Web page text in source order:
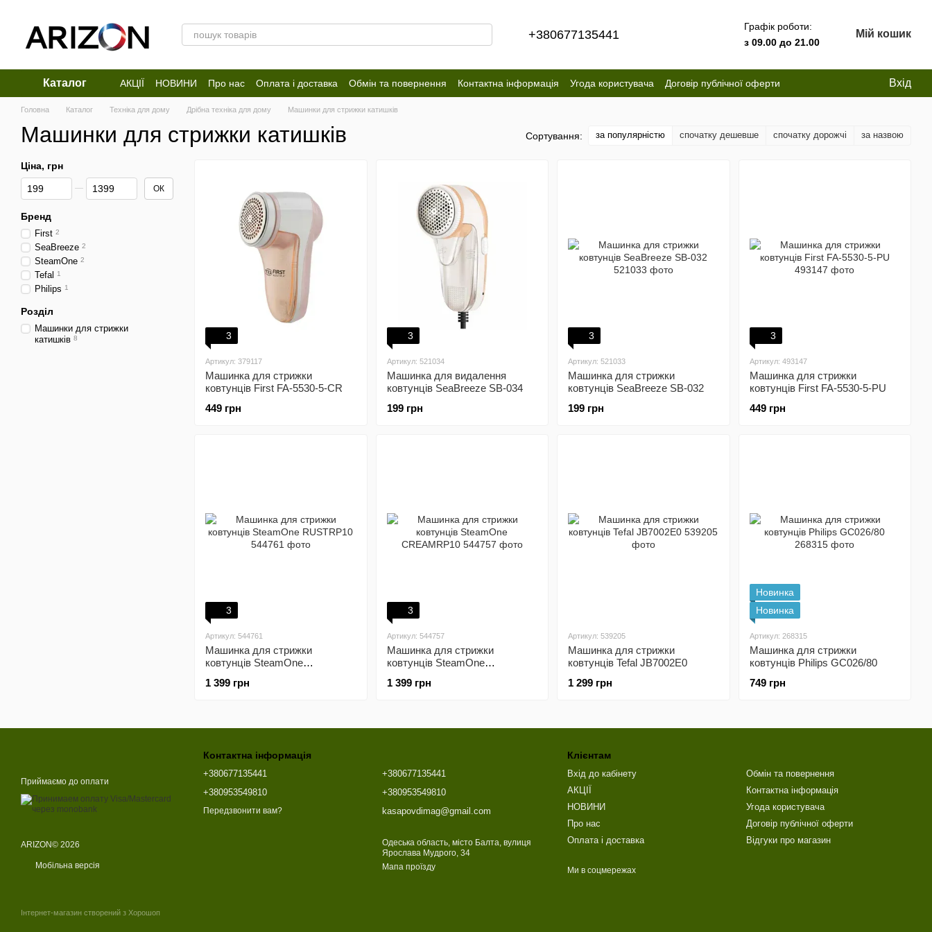
+380677135441
Графік роботи:
з 09.00 до 21.00
Мій кошик
Каталог АКЦІЇ НОВИНИ Про нас Оплата і доставка Обмін та повернення Контактна інформація Угода користувача
Договір публічної оферти
Відгуки про магазин
Вхід
Головна Каталог Техніка для дому Дрібна техніка для дому Машинки для стрижки катишків
Машинки для стрижки катишків Сортування: за популярністю спочатку дешевше спочатку дорожчі за назвою
3
Артикул: 379117
Машинка для стрижки
ковтунців First FA-5530-5-CR
449 грн
3
Артикул: 521034
Машинка для видалення
ковтунців SeaBreeze SB-034
199 грн
3
Артикул: 521033
Машинка для стрижки
ковтунців SeaBreeze SB-032
199 грн
3
Артикул: 493147
Машинка для стрижки
ковтунців First FA-5530-5-PU
449 грн
3
Артикул: 544761
Машинка для стрижки
ковтунців SteamOne
1 399 грн
3
Артикул: 544757
Машинка для стрижки
ковтунців SteamOne
1 399 грн
Артикул: 539205
Машинка для стрижки
ковтунців Tefal JB7002E0
1 299 грн
Новинка
Новинка
Артикул: 268315
Машинка для стрижки
ковтунців Philips GC026/80
749 грн
Ціна, грн
Від Ціна, грн
До Ціна, грн ОК
Бренд
First 2
SeaBreeze 2
SteamOne 2
Tefal 1
Philips 1
Розділ
Машинки для стрижки
катишків 8
Приймаємо до оплати
ARIZON© 2026
Мобільна версія
Інтернет-магазин створений з Хорошоп
Контактна інформація
+380677135441
+380953549810
Передзвонити вам?
+380677135441
+380953549810
kasapovdimag@gmail.com
Одеська область, місто Балта, вулиця
Ярослава Мудрого, 34
Мапа проїзду
Клієнтам
Вхід до кабінету
АКЦІЇ
НОВИНИ
Про нас
Оплата і доставка
Обмін та повернення
Контактна інформація
Угода користувача
Договір публічної оферти
Відгуки про магазин
Ми в соцмережах